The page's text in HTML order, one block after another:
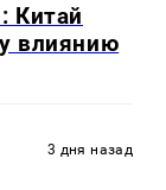
Китай
влиянию
3 дня назад